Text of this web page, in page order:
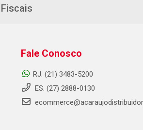
Fale Conosco
RJ: (21) 3483-5200
ES: (27) 2888-0130